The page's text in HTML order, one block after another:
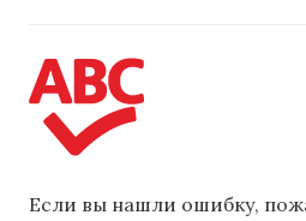
Если вы нашли ошибку,